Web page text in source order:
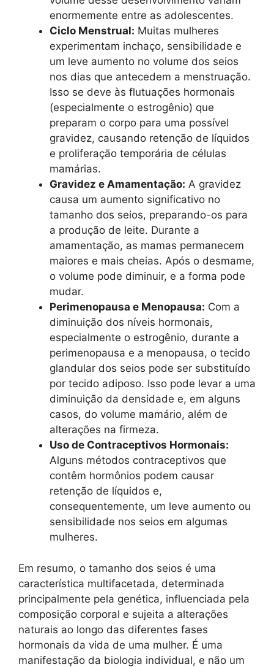
enormemente entre as adolescentes.
Ciclo Menstrual: Muitas mulheres
experimentam inchaço, sensibilidade e
um leve aumento no volume dos seios
nos dias que antecedem a menstruação.
Isso se deve às flutuações hormonais
(especialmente o estrogênio) que
preparam o corpo para uma possível
gravidez, causando retenção de líquidos
e proliferação temporária de células
mamárias.
Gravidez e Amamentação: A gravidez
causa um aumento significativo no
tamanho dos seios, preparando-os para
a produção de leite. Durante a
amamentação, as mamas permanecem
maiores e mais cheias. Após o desmame,
o volume pode diminuir, e a forma pode
mudar.
Perimenopausa e Menopausa: Com a
diminuição dos níveis hormonais,
especialmente o estrogênio, durante a
perimenopausa e a menopausa, o tecido
glandular dos seios pode ser substituído
por tecido adiposo. Isso pode levar a uma
diminuição da densidade e, em alguns
casos, do volume mamário, além de
alterações na firmeza.
Uso de Contraceptivos Hormonais:
Alguns métodos contraceptivos que
contêm hormônios podem causar
retenção de líquidos e,
consequentemente, um leve aumento ou
sensibilidade nos seios em algumas
mulheres.
Em resumo, o tamanho dos seios é uma
característica multifacetada, determinada
principalmente pela genética, influenciada pela
composição corporal e sujeita a alterações
naturais ao longo das diferentes fases
hormonais da vida de uma mulher. É uma
manifestação da biologia individual, e não um